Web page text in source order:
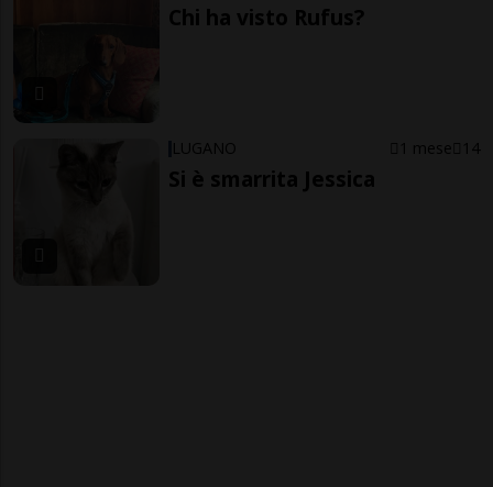
Chi ha visto Rufus?
LUGANO 1 mese 14
Si è smarrita Jessica